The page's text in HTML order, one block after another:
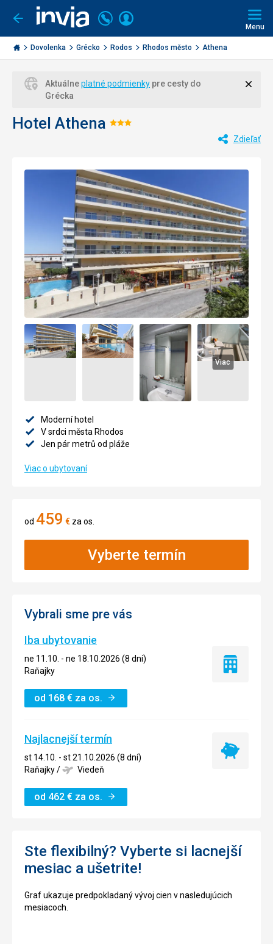
Ísť
späť
Invia.sk
Volajte
+421
2
3221
Prihlásiť
Menu
Dovolenka Grécko Rodos Rhodos město Athena
Aktuálneplatné podmienky pre cesty do
Grécka
Hotel Athena Hodnotenie:
Zdieľať
Viac
Moderní hotel
V srdci města Rhodos
Jen pár metrů od pláže
Viac o ubytovaní
od 459 € za os.
Vyberte termín
Vybrali sme pre vás
Iba ubytovanie
ne 11.10. - ne 18.10.2026 (8 dní)
Raňajky
od 168 € za os.
Iba
Najlacnejší termín
st 14.10. - st 21.10.2026 (8 dní)
Raňajky/ Viedeň
od 462 € za os.
Najlacnejší
Ste flexibilný? Vyberte si lacnejší
mesiac a ušetrite!
Graf ukazuje predpokladaný vývoj cien v nasledujúcich
mesiacoch.